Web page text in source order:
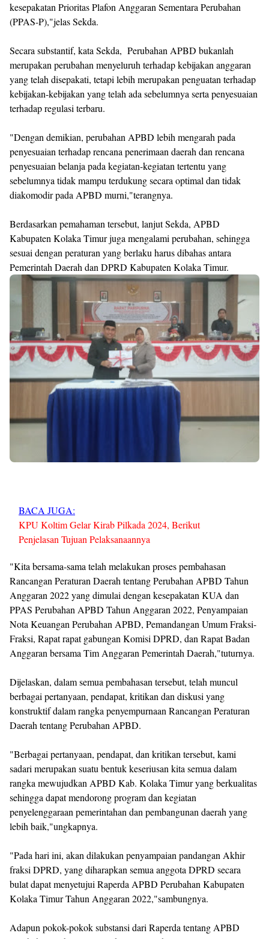
kesepakatan Prioritas Plafon Anggaran Sementara Perubahan
(PPAS-P),"jelas Sekda.
Secara substantif, kata Sekda, Perubahan APBD bukanlah
merupakan perubahan menyeluruh terhadap kebijakan anggaran
yang telah disepakati, tetapi lebih merupakan penguatan terhadap
kebijakan-kebijakan yang telah ada sebelumnya serta penyesuaian
terhadap regulasi terbaru.
"Dengan demikian, perubahan APBD lebih mengarah pada
penyesuaian terhadap rencana penerimaan daerah dan rencana
penyesuaian belanja pada kegiatan-kegiatan tertentu yang
sebelumnya tidak mampu terdukung secara optimal dan tidak
diakomodir pada APBD murni,"terangnya.
Berdasarkan pemahaman tersebut, lanjut Sekda, APBD
Kabupaten Kolaka Timur juga mengalami perubahan, sehingga
sesuai dengan peraturan yang berlaku harus dibahas antara
Pemerintah Daerah dan DPRD Kabupaten Kolaka Timur.
BACA JUGA:
KPU Koltim Gelar Kirab Pilkada 2024, Berikut
Penjelasan Tujuan Pelaksanaannya
"Kita bersama-sama telah melakukan proses pembahasan
Rancangan Peraturan Daerah tentang Perubahan APBD Tahun
Anggaran 2022 yang dimulai dengan kesepakatan KUA dan
PPAS Perubahan APBD Tahun Anggaran 2022, Penyampaian
Nota Keuangan Perubahan APBD, Pemandangan Umum Fraksi-
Fraksi, Rapat rapat gabungan Komisi DPRD, dan Rapat Badan
Anggaran bersama Tim Anggaran Pemerintah Daerah,"tuturnya.
Dijelaskan, dalam semua pembahasan tersebut, telah muncul
berbagai pertanyaan, pendapat, kritikan dan diskusi yang
konstruktif dalam rangka penyempurnaan Rancangan Peraturan
Daerah tentang Perubahan APBD.
"Berbagai pertanyaan, pendapat, dan kritikan tersebut, kami
sadari merupakan suatu bentuk keseriusan kita semua dalam
rangka mewujudkan APBD Kab. Kolaka Timur yang berkualitas
sehingga dapat mendorong program dan kegiatan
penyelenggaraan pemerintahan dan pembangunan daerah yang
lebih baik,"ungkapnya.
"Pada hari ini, akan dilakukan penyampaian pandangan Akhir
fraksi DPRD, yang diharapkan semua anggota DPRD secara
bulat dapat menyetujui Raperda APBD Perubahan Kabupaten
Kolaka Timur Tahun Anggaran 2022,"sambungnya.
Adapun pokok-pokok substansi dari Raperda tentang APBD